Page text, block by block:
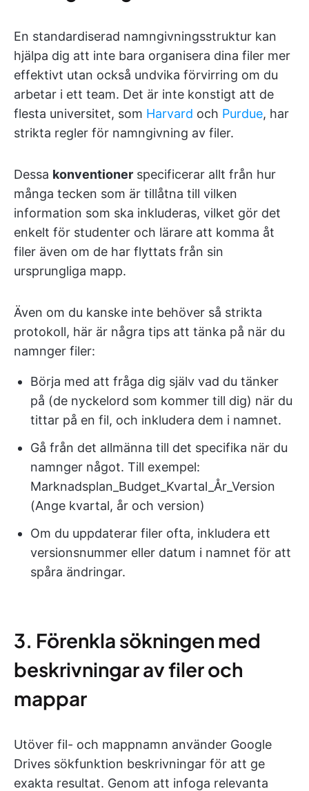
En standardiserad namngivningsstruktur kan
hjälpa dig att inte bara organisera dina filer mer
effektivt utan också undvika förvirring om du
arbetar i ett team. Det är inte konstigt att de
flesta universitet, som Harvard och Purdue, har
strikta regler för namngivning av filer.
Dessa konventioner specificerar allt från hur
många tecken som är tillåtna till vilken
information som ska inkluderas, vilket gör det
enkelt för studenter och lärare att komma åt
filer även om de har flyttats från sin
ursprungliga mapp.
Även om du kanske inte behöver så strikta
protokoll, här är några tips att tänka på när du
namnger filer:
Börja med att fråga dig själv vad du tänker
på (de nyckelord som kommer till dig) när du
tittar på en fil, och inkludera dem i namnet.
Gå från det allmänna till det specifika när du
namnger något. Till exempel:
Marknadsplan_Budget_Kvartal_År_Version
(Ange kvartal, år och version)
Om du uppdaterar filer ofta, inkludera ett
versionsnummer eller datum i namnet för att
spåra ändringar.
3. Förenkla sökningen med
beskrivningar av filer och
mappar
Utöver fil- och mappnamn använder Google
Drives sökfunktion beskrivningar för att ge
exakta resultat. Genom att infoga relevanta